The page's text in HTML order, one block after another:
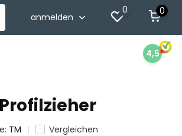
anmelden
0 0
4,5
TM
Vergleichen